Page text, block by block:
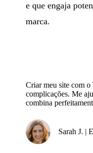
e que engaja
marca.
Criar meu site com o
complicações. Me
combina
Sarah J. |